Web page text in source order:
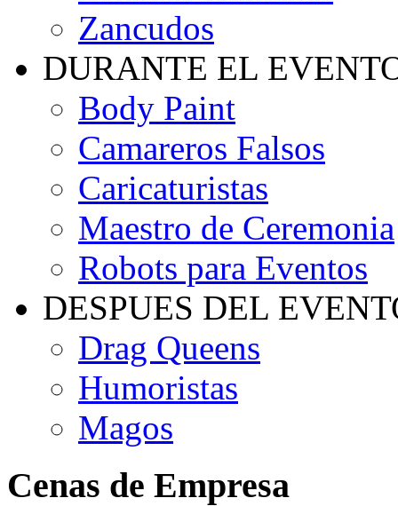
Zancudos
DURANTE EL
Body Paint
Camareros Falsos
Caricaturistas
Maestro de Ceremonia
Robots para Eventos
DESPUES DEL
Drag Queens
Humoristas
Magos
Cenas de Empresa